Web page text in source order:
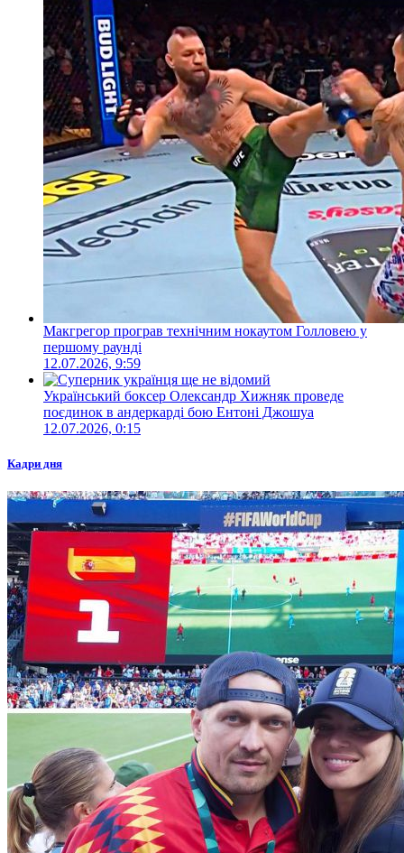
Макгрегор програв технічним нокаутом Голловею у
першому раунді
12.07.2026, 9:59
Український боксер Олександр Хижняк проведе
поєдинок в андеркарді бою Ентоні Джошуа
12.07.2026, 0:15
Кадри дня